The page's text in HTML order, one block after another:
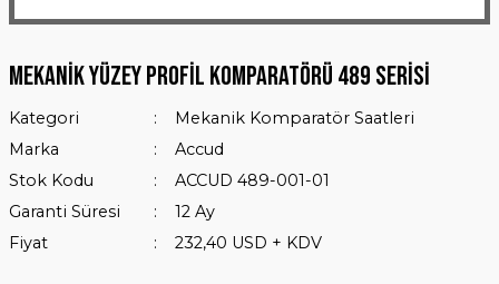
Mekanik Yüzey Profil Komparatörü 489 Serisi
Kategori
Mekanik Komparatör Saatleri
Marka
Accud
Stok Kodu
ACCUD 489-001-01
Garanti Süresi
12 Ay
Fiyat
232,40 USD + KDV